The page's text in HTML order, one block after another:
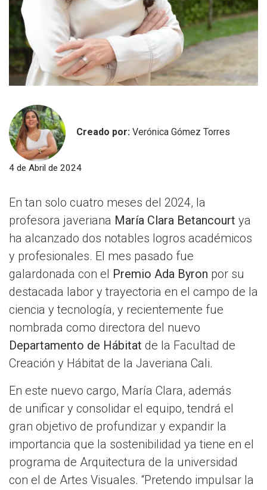
Creado por: Verónica Gómez Torres
4 de Abril de 2024
En tan solo cuatro meses del 2024, la
profesora javeriana María Clara Betancourt ya
ha alcanzado dos notables logros académicos
y profesionales. El mes pasado fue
galardonada con el Premio Ada Byron por su
destacada labor y trayectoria en el campo de la
ciencia y tecnología, y recientemente fue
nombrada como directora del nuevo
Departamento de Hábitat de la Facultad de
Creación y Hábitat de la Javeriana Cali.
En este nuevo cargo, María Clara, además
de unificar y consolidar el equipo, tendrá el
gran objetivo de profundizar y expandir la
importancia que la sostenibilidad ya tiene en el
programa de Arquitectura de la universidad
con el de Artes Visuales. “Pretendo impulsar la